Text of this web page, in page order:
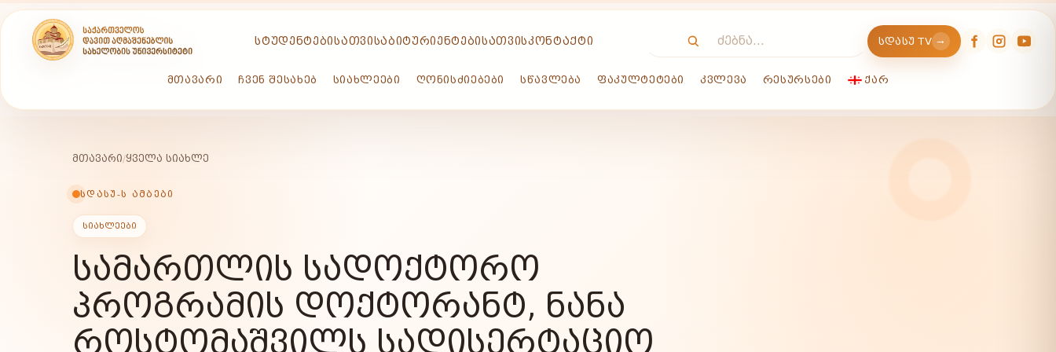
ᲡᲢᲣᲓᲔᲜᲢᲔᲑᲘᲡᲐᲗᲕᲘᲡᲐᲑᲘᲢᲣᲠᲘᲔᲜᲢᲔᲑᲘᲡᲐᲗᲕᲘᲡᲙᲝᲜᲢᲐᲥᲢᲘ ᲡᲓᲐᲡᲣ TV →
ᲛᲗᲐᲕᲐᲠᲘ ᲩᲕᲔᲜ ᲨᲔᲡᲐᲮᲔᲑ ᲡᲘᲐᲮᲚᲔᲔᲑᲘ ᲦᲝᲜᲘᲡᲫᲘᲔᲑᲔᲑᲘ ᲡᲬᲐᲕᲚᲔᲑᲐ ᲤᲐᲙᲣᲚᲢᲔᲢᲔᲑᲘ ᲙᲕᲚᲔᲕᲐ ᲠᲔᲡᲣᲠᲡᲔᲑᲘ ᲥᲐᲠ
ᲛᲗᲐᲕᲐᲠᲘ/ᲧᲕᲔᲚᲐ ᲡᲘᲐᲮᲚᲔ
ᲡᲓᲐᲡᲣ-Ს ᲐᲛᲑᲔᲑᲘ
ᲡᲘᲐᲮᲚᲔᲔᲑᲘ
ᲡᲐᲛᲐᲠᲗᲚᲘᲡ ᲡᲐᲓᲝᲥᲢᲝᲠᲝ
ᲞᲠᲝᲒᲠᲐᲛᲘᲡ ᲓᲝᲥᲢᲝᲠᲐᲜᲢ, ᲜᲐᲜᲐ
ᲠᲝᲡᲢᲝᲛᲐᲨᲕᲘᲚᲡ ᲡᲐᲓᲘᲡᲔᲠᲢᲐᲪᲘᲝ